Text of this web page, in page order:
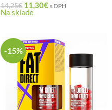
14,25€ 11,30€ s DPH
Na sklade
-15%